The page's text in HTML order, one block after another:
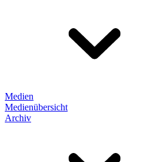
Medien
Medienübersicht
Archiv